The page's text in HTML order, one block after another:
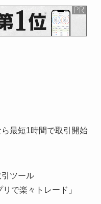
最短1時間で取引開始
ツール
で楽々トレード」